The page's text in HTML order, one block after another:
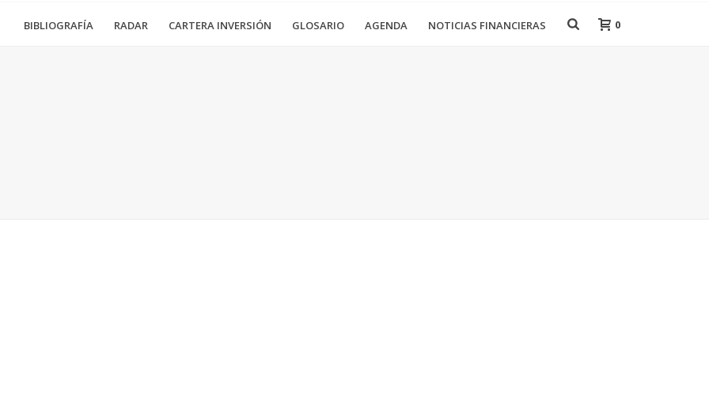
BIBLIOGRAFÍA RADAR CARTERA INVERSIÓN GLOSARIO AGENDA NOTICIAS FINANCIERAS 0